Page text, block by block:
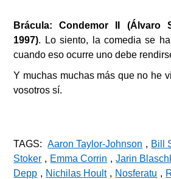
Brácula: Condemor II (Álvaro
1997). Lo siento, la comedia se
cuando eso ocurre uno debe
Y muchas muchas más que no he
vosotros sí.
TAGS: Aaron Taylor-Johnson , Bill
Stoker , Emma Corrin , Jarin
Depp , Nichilas Hoult , Nosferatu ,